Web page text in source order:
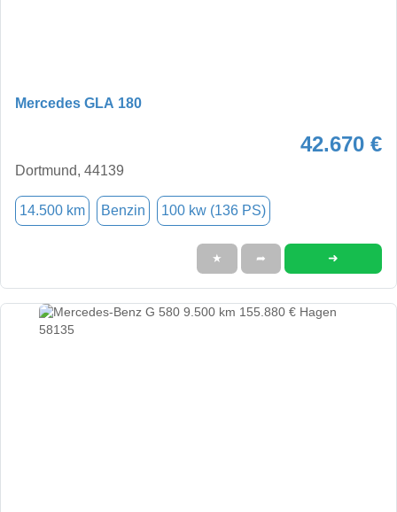
Mercedes GLA 180
42.670 €
Dortmund, 44139
14.500 km Benzin 100 kw (136 PS)
★ ➦ ➜